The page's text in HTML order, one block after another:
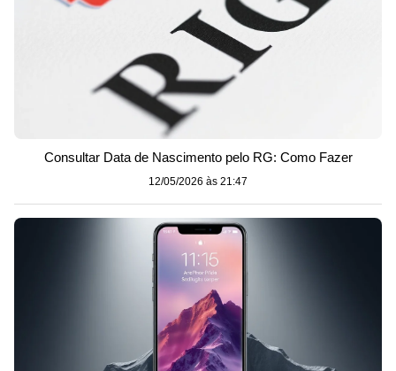
Consultar Data de Nascimento pelo RG: Como Fazer
12/05/2026 às 21:47